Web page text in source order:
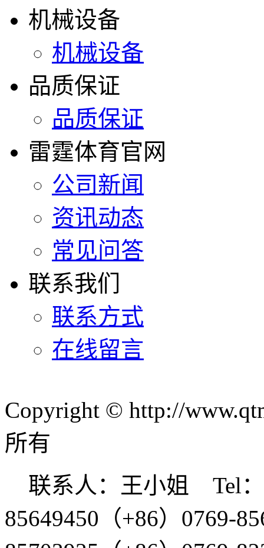
机械设备
机械设备
品质保证
品质保证
雷霆体育官网
公司新闻
资讯动态
常见问答
联系我们
联系方式
在线留言
Copyright © http://
所有
联系人：王小姐 Tel：
85649450（+86）0769-